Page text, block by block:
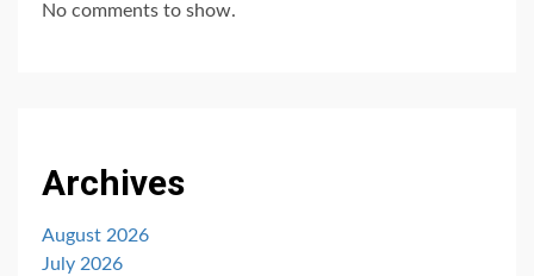
No comments to show.
Archives
August 2026
July 2026